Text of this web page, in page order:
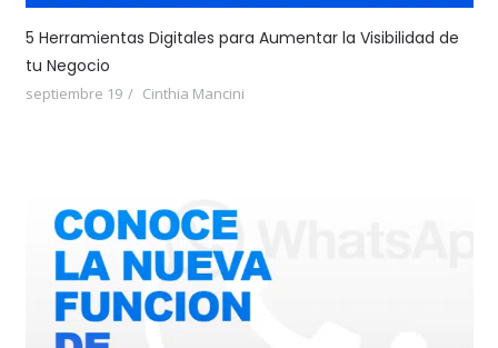
5 Herramientas Digitales para Aumentar la Visibilidad de
tu Negocio
septiembre 19 Cinthia Mancini